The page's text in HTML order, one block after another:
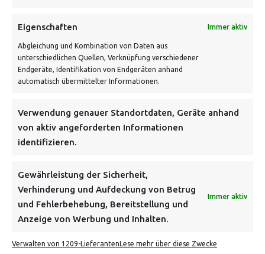
Eigenschaften Immer aktiv
Abgleichung und Kombination von Daten aus
unterschiedlichen Quellen, Verknüpfung verschiedener
Endgeräte, Identifikation von Endgeräten anhand
automatisch übermittelter Informationen.
Verwendung genauer Standortdaten, Geräte anhand
von aktiv angeforderten Informationen
identifizieren.
Gewährleistung der Sicherheit,
Verhinderung und Aufdeckung von Betrug
und Fehlerbehebung, Bereitstellung und
Anzeige von Werbung und Inhalten.
Immer aktiv
Verwalten von 1209-LieferantenLese mehr über diese Zwecke
VERSANDKOSTENHINWEIS:
NEWSLETTER
Danke, deine Registrierung war erfolgreich! Bitte prüfe
FOLGE UNS
INFORMATIONEN